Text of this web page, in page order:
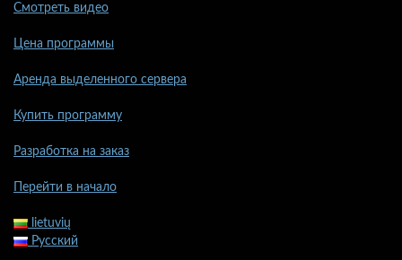
Смотреть видео
Цена программы
Аренда выделенного сервера
Купить программу
Разработка на заказ
Перейти в начало
lietuvių
Русский